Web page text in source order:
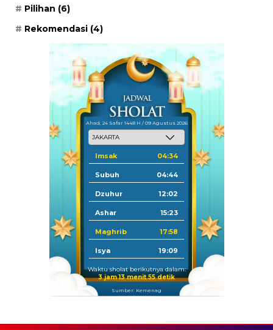
Pilihan (6)
Rekomendasi (4)
Ahad, 24 Safar 1448 H / 09 Agustus 2026
Imsak 04:34
Subuh 04:44
Dzuhur 12:02
Ashar 15:23
Maghrib 17:58
Isya 19:09
Waktu sholat berikutnya dalam:
3 jam 13 menit 54 detik
Sumber: Kemenag